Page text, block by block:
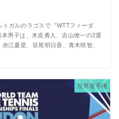
ガルのラゴスで『WTTフィーダ
男子は、木造勇人、吉山僚一の2選
江夏星、笹尾明日香、青木咲智、
世界選手権